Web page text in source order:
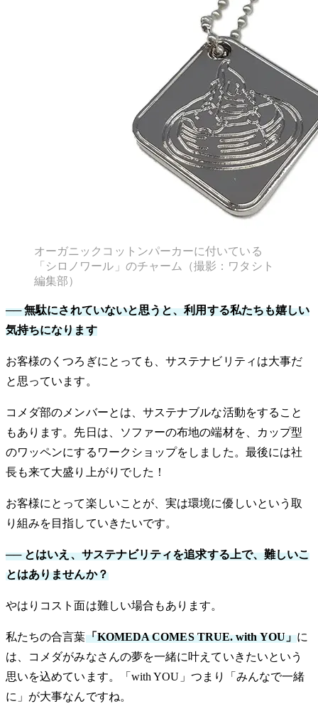
オーガニックコットンパーカーに付いている
「シロノワール」のチャーム（撮影：ワタシト
編集部）
── 無駄にされていないと思うと、利用する私たちも嬉しい
気持ちになります
お客様のくつろぎにとっても、サステナビリティは大事だ
と思っています。
コメダ部のメンバーとは、サステナブルな活動をすること
もあります。先日は、ソファーの布地の端材を、カップ型
のワッペンにするワークショップをしました。最後には社
長も来て大盛り上がりでした！
お客様にとって楽しいことが、実は環境に優しいという取
り組みを目指していきたいです。
── とはいえ、サステナビリティを追求する上で、難しいこ
とはありませんか？
やはりコスト面は難しい場合もあります。
私たちの合言葉「KOMEDA COMES TRUE. with YOU」に
は、コメダがみなさんの夢を一緒に叶えていきたいという
思いを込めています。「with YOU」つまり「みんなで一緒
に」が大事なんですね。